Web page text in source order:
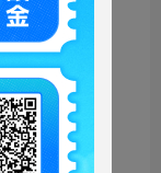
您挑選
ファートート
Tote